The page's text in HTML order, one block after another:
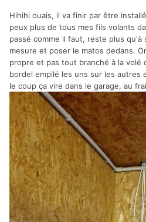
Hihihi ouais, il va finir par être
peux plus de tous mes fils volants
passé comme il faut, reste plus qu'à
mesure et poser le matos dedans.
propre et pas tout branché à la volé
bordel empilé les uns sur les
le coup ça vire dans le garage, au